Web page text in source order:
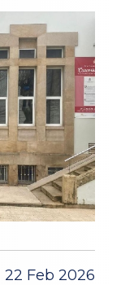
22 Feb 2026